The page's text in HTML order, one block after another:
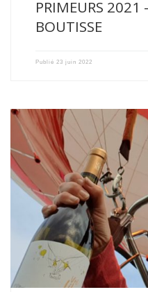
PRIMEURS 2021
BOUTISSE
Publié 23 juin 2022
Survol du Fronsadais ce matin